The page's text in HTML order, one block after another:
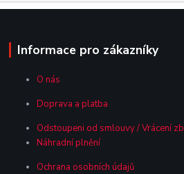
Informace pro zákazníky
O nás
Doprava a platba
Odstoupeni od smlouvy / Vrácení
Náhradní plnění
Ochrana osobních údajů